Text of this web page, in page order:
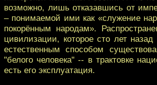
возможно, лишь отказавшись от
– понимаемой ими как «служение
покорённым народам».
цивилизации, которое сто лет назад
естественным способом
"белого человека" -- в трактовке
есть его эксплуатация.